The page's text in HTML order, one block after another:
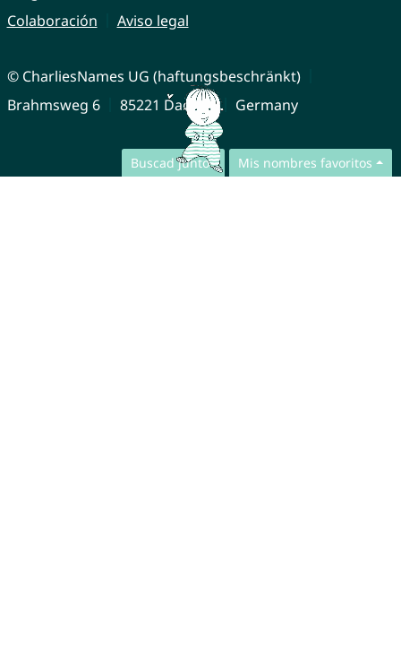
Buscad juntos Mis nombres favoritos
Colaboración
Aviso legal
© CharliesNames UG (haftungsbeschränkt)
Brahmsweg 6
85221 Dachau Germany